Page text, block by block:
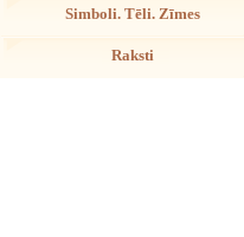
Simboli. Tēli. Zīmes
Raksti